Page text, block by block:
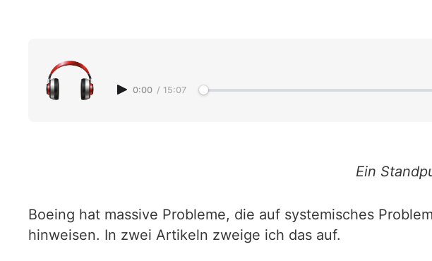
0:00 / 15:07
Ein
Boeing hat massive Probleme, die auf systemisches
hinweisen. In zwei Artikeln zweige ich das auf.